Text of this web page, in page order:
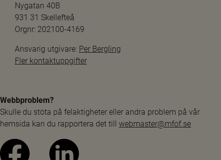
Nygatan 40B
931 31 Skellefteå
Orgnr: 202100-4169
Ansvarig utgivare: Per Bergling
Fler kontaktuppgifter
Webbproblem?
Skulle du stöta på felaktigheter eller andra problem på vår
hemsida kan du rapportera det till webmaster@mfof.se